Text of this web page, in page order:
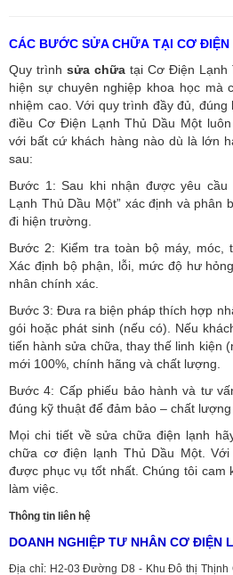
CÁC BƯỚC SỬA CHỮA TẠI CƠ ĐIỆN
Quy trình sửa chữa tại Cơ Điện Lạnh
hiện sự chuyên nghiệp khoa học mà
nhiệm cao. Với quy trình đầy đủ,
điều Cơ Điện Lạnh Thủ Dầu Một
với bất cứ khách hàng nào dù là lớn
sau:
Bước 1: Sau khi nhận được yêu
Lạnh Thủ Dầu Một” xác định và phân
đi hiện trường.
Bước 2: Kiểm tra toàn bộ máy, móc,
Xác định bộ phận, lỗi, mức độ hư
nhân chính xác.
Bước 3: Đưa ra biện pháp thích hợp
gói hoặc phát sinh (nếu có). Nếu
tiến hành sửa chữa, thay thế linh kiện
mới 100%, chính hãng và chất lượng.
Bước 4: Cấp phiếu bảo hành và tư
đúng kỹ thuật để đảm bảo – chất
Mọi chi tiết về sửa chữa điện lạnh
chữa cơ điện lạnh Thủ Dầu Một.
được phục vụ tốt nhất. Chúng tôi cam
làm việc.
Thông tin liên hệ
DOANH NGHIỆP TƯ NHÂN CƠ ĐIỆN
Địa chỉ: H2-03 Đường D8 - Khu Đô thị Thịnh